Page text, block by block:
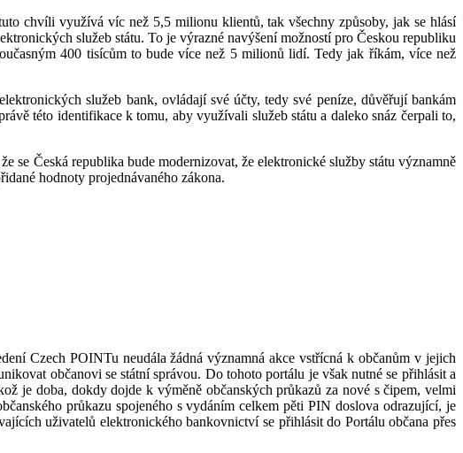
chvíli využívá víc než 5,5 milionu klientů, tak všechny způsoby, jak se hlásí
služeb státu. To je výrazné navýšení možností pro Českou republiku
400 tisícům to bude více než 5 milionů lidí. Tedy jak říkám, více než
služeb bank, ovládají své účty, tedy své peníze, důvěřují bankám
této identifikace k tomu, aby využívali služeb státu a daleko snáz čerpali to,
se Česká republika bude modernizovat, že elektronické služby státu významně
hodnoty projednávaného zákona.
Czech POINTu neudála žádná významná akce vstřícná k občanům v jejich
občanovi se státní správou. Do tohoto portálu je však nutné se přihlásit a
je doba, dokdy dojde k výměně občanských průkazů za nové s čipem, velmi
průkazu spojeného s vydáním celkem pěti PIN doslova odrazující, je
uživatelů elektronického bankovnictví se přihlásit do Portálu občana přes